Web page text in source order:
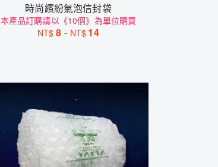
時尚繽紛氣泡信封袋
本產品訂購請以《10個》為單位購買
NT$ 8 - NT$ 14